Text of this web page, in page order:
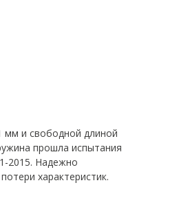
мм и свободной длиной
прошла испытания
2015. Надежно
характеристик.